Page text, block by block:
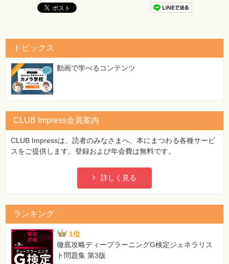
トピックス
動画で学べるコンテンツ
CLUB Impress会員案内
CLUB Impressは、読者のみなさまへ、本にまつわる各種サービ
スをご提供します。登録および年会費は無料です。
詳しく見る
ランキング
1位
徹底攻略ディープラーニングG検定ジェネラリス
ト問題集 第3版